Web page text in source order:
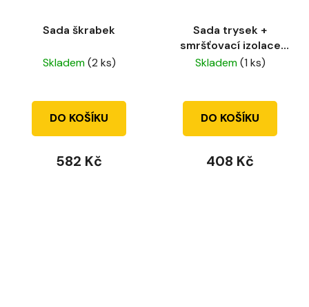
Sada škrabek
Skladem(2 ks)
DO KOŠÍKU
582 Kč
Sada trysek +
smršťovací izolace
pro kabely
Skladem(1 ks)
DO KOŠÍKU
408 Kč